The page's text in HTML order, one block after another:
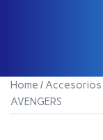
Home /Accesorios
AVENGERS